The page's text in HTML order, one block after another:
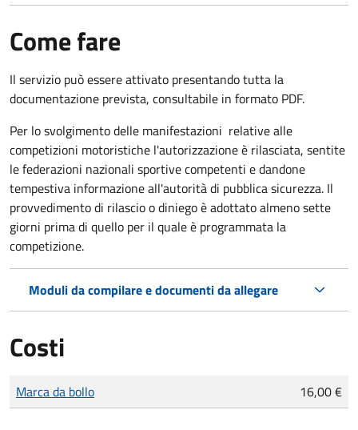
Come fare
Il servizio può essere attivato presentando tutta la
documentazione prevista, consultabile in formato PDF.
Per lo svolgimento delle manifestazioni relative alle
competizioni motoristiche l'autorizzazione è rilasciata, sentite
le federazioni nazionali sportive competenti e dandone
tempestiva informazione all'autorità di pubblica sicurezza. Il
provvedimento di rilascio o diniego è adottato almeno sette
giorni prima di quello per il quale è programmata la
competizione.
Moduli da compilare e documenti da allegare
Costi
Tipo di pagamento
Importo
Marca da bollo 16,00 €